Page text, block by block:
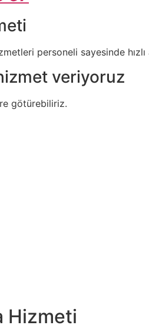
personeli sayesinde hızlı
veriyoruz
götürebiliriz.
Hizmeti